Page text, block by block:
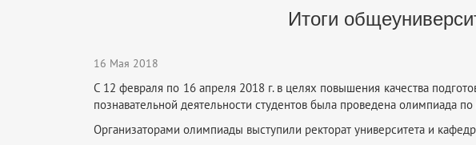
Итоги
16 Мая 2018
С 12 февраля по 16 апреля 2018 г. в целях повышения качества
познавательной деятельности студентов была проведена олимпиада
Организаторами олимпиады выступили ректорат университета и